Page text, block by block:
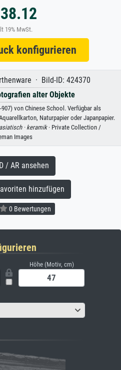
19% MwSt.
konfigurieren
· Bild-ID: 424370
alter Objekte
von Chinese School. Verfügbar als
Naturpapier oder Japanpapier.
asiatisch · keramik· Private Collection /
Images
/ AR ansehen
hinzufügen
0 Bewertungen
Höhe (Motiv, cm)